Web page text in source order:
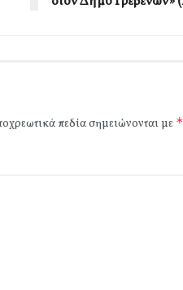
πεδία σημειώνονται με *